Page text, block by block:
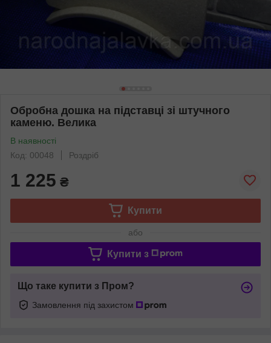
Обробна дошка на підставці зі штучного
каменю. Велика
В наявності
Код: 00048
Роздріб
1 225 ₴
Купити
або
Купити з
Що таке купити з Пром?
Замовлення під захистом